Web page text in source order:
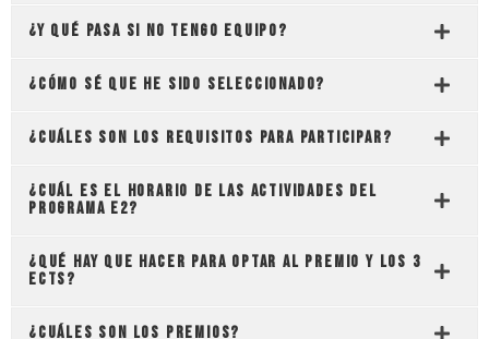
¿Y qué pasa si no tengo equipo?
¿Cómo sé que he sido seleccionado?
¿Cuáles son los requisitos para participar?
¿Cuál es el horario de las actividades del
Programa e2?
¿Qué hay que hacer para optar al premio y los 3
ECTS?
¿Cuáles son los premios?